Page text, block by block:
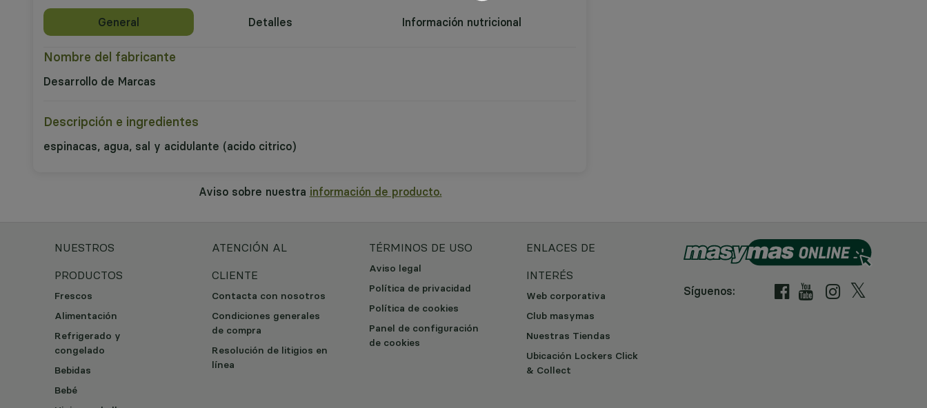
General Detalles Información nutricional
Nombre del fabricante
Desarrollo de Marcas
Descripción e ingredientes
espinacas, agua, sal y acidulante (acido citrico)
Aviso sobre nuestra información de producto.
NUESTROS
PRODUCTOS
Frescos
Alimentación
Refrigerado y
congelado
Bebidas
Bebé
ATENCIÓN AL
CLIENTE
Contacta con nosotros
Condiciones generales
de compra
Resolución de litigios en
línea
TÉRMINOS DE USO
Aviso legal
Política de privacidad
Política de cookies
Panel de configuración
de cookies
ENLACES DE
INTERÉS
Web corporativa
Club masymas
Nuestras Tiendas
Ubicación Lockers Click
& Collect
Síguenos: